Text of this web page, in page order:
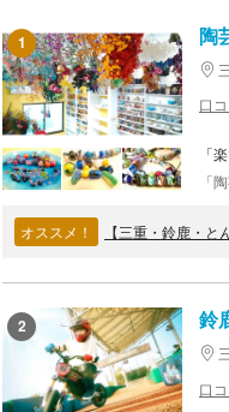
1 陶
口
「
オススメ！ 【三重・鈴鹿・
2 鈴
口